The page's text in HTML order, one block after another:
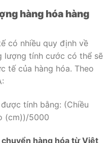
hàng hóa hàng
có nhiều quy định về
lượng tính cước có thể sẽ
tế của hàng hóa. Theo
tính bằng: (Chiều
(cm))/5000
hàng hóa từ Việt